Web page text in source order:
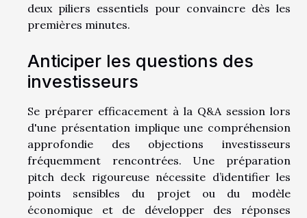
deux piliers essentiels pour convaincre dès les
premières minutes.
Anticiper les questions des
investisseurs
Se préparer efficacement à la Q&A session lors
d'une présentation implique une compréhension
approfondie des objections investisseurs
fréquemment rencontrées. Une préparation
pitch deck rigoureuse nécessite d’identifier les
points sensibles du projet ou du modèle
économique et de développer des réponses